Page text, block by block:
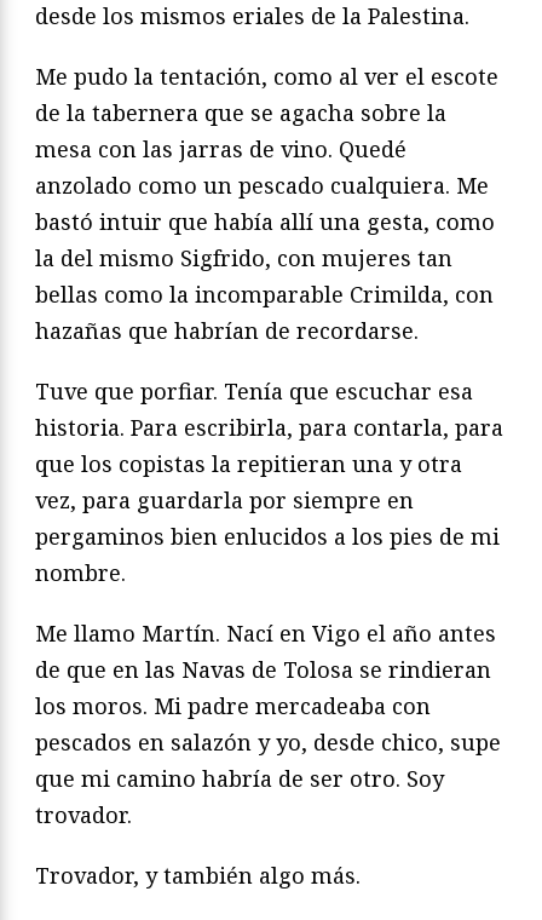
desde los mismos eriales de la Palestina.
Me pudo la tentación, como al ver el escote
de la tabernera que se agacha sobre la
mesa con las jarras de vino. Quedé
anzolado como un pescado cualquiera. Me
bastó intuir que había allí una gesta, como
la del mismo Sigfrido, con mujeres tan
bellas como la incomparable Crimilda, con
hazañas que habrían de recordarse.
Tuve que porfiar. Tenía que escuchar esa
historia. Para escribirla, para contarla, para
que los copistas la repitieran una y otra
vez, para guardarla por siempre en
pergaminos bien enlucidos a los pies de mi
nombre.
Me llamo Martín. Nací en Vigo el año antes
de que en las Navas de Tolosa se rindieran
los moros. Mi padre mercadeaba con
pescados en salazón y yo, desde chico, supe
que mi camino habría de ser otro. Soy
trovador.
Trovador, y también algo más.